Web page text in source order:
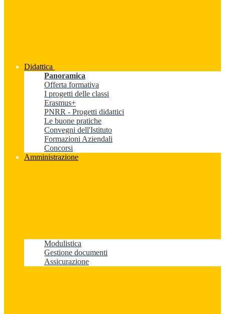
Didattica
Panoramica
Offerta formativa
I progetti delle classi
Erasmus+
PNRR - Progetti didattici
Le buone pratiche
Convegni dell'Istituto
Formazioni Aziendali
Concorsi
Amministrazione
Modulistica
Gestione documenti
Assicurazione